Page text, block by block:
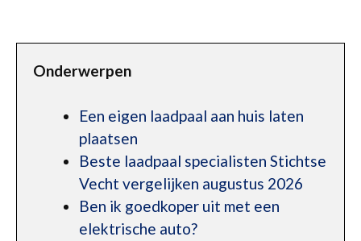
Onderwerpen
Een eigen laadpaal aan huis laten
plaatsen
Beste laadpaal specialisten Stichtse
Vecht vergelijken augustus 2026
Ben ik goedkoper uit met een
elektrische auto?